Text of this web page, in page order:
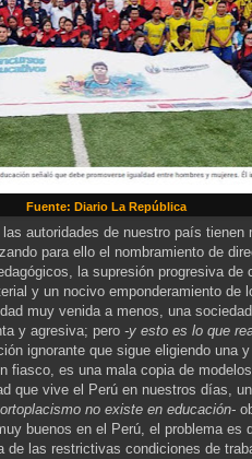
Fuente: Diario La República
autoridades de nuestro país tienen
para ello el nombramiento de
la supresión progresiva de
y un nocivo emponderamiento de
muy venida a menos, una
y agresiva; pero -y esto es lo que
ignorante que sigue eligiendo una
fiasco, es una mala copia de
que vive el Perú en nuestros días,
no existe en educación-
buenos en el Perú, el problema es
de las restrictivas condiciones de